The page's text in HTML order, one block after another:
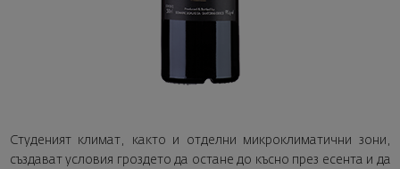
Студеният климат, както и отделни микроклиматични зони,
създават условия гроздето да остане до късно през есента и да